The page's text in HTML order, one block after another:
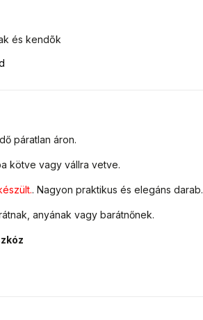
páratlan áron.
kötve vagy vállra vetve.
. Nagyon praktikus és elegáns darab.
anyának vagy barátnőnek.
és kendõk